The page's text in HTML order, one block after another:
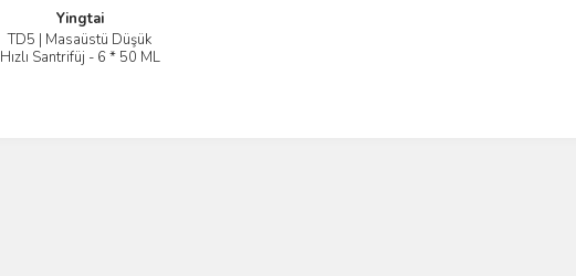
Yingtai
TD5 | Masaüstü Düşük
Hızlı Santrifüj - 6 * 50 ML
İncele